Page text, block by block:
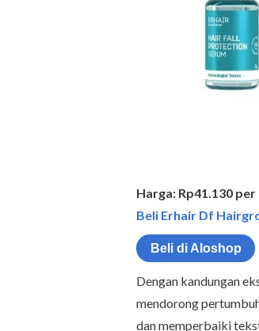
Harga: Rp41.130 per
Beli Erhair Df
Beli di Aloshop
Dengan kandungan
mendorong
dan memperbaiki